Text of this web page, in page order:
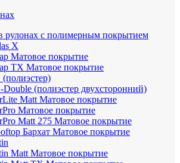
рулонах с полимерным покрытием
X
Матовое покрытие
TX Матовое покрытие
(полиэстер)
Double (полиэстер двухсторонний)
Мatt Матовое покрытие
Матовое покрытие
Matt 275 Матовое покрытие
Бархат Матовое покрытие
Мatt Матовое покрытие